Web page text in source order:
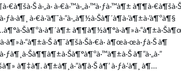
à·„à· à·€à·™à·„à·™à·ƒà·™à¶± à¶¶à·€à¶šà·Š
à·€à·’à¶¯à·”à·„à¶½à·Šà¶´à¶­à·’à¶±à·’à¶ºà¶§
à¶¯à¶šà·Šà·€à· à¶œà·œà·ƒà·Š à¶
à¶”à·„à·”
à¶‡à¶­. à¶±à¶¸à·”à¶­à·Š à¶’ à·ƒà·‘à¶¸ à¶…